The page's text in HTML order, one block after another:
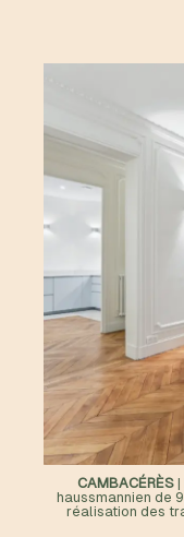
CAMBACÉRÈS |
haussmannien de
réalisation des